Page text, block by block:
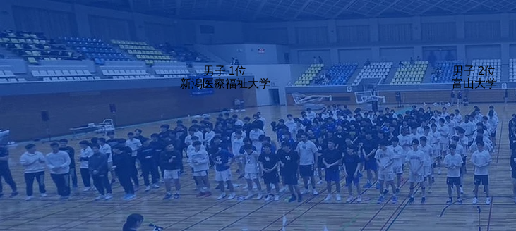
男子 1位
新潟医療福祉大学
男子 2位
富山大学